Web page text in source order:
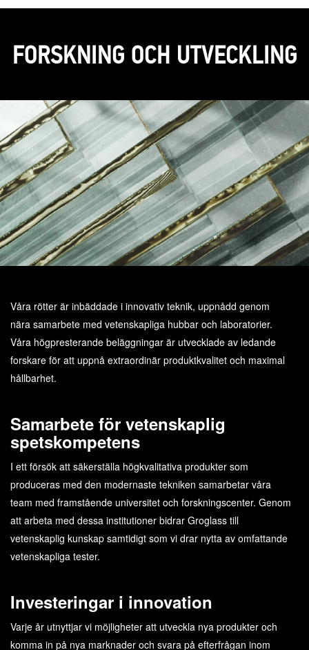
Våra rötter är inbäddade i innovativ teknik, uppnådd genom
nära samarbete med vetenskapliga hubbar och laboratorier.
Våra högpresterande beläggningar är utvecklade av ledande
forskare för att uppnå extraordinär produktkvalitet och maximal
hållbarhet.
Samarbete för vetenskaplig
spetskompetens
I ett försök att säkerställa högkvalitativa produkter som
produceras med den modernaste tekniken samarbetar våra
team med framstående universitet och forskningscenter. Genom
att arbeta med dessa institutioner bidrar Groglass till
vetenskaplig kunskap samtidigt som vi drar nytta av omfattande
vetenskapliga tester.
Investeringar i innovation
Varje år utnyttjar vi möjligheter att utveckla nya produkter och
komma in på nya marknader och svara på efterfrågan inom
FORSKNING OCH UTVECKLING